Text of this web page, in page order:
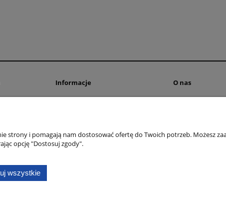
Informacje
Regulamin
O nas
strony i pomagają nam dostosować ofertę do Twoich potrzeb. Możesz
opcję "Dostosuj zgody".
wszystkie